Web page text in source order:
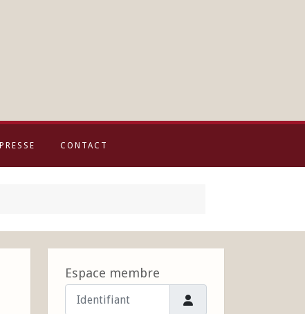
PRESSE CONTACT
Espace membre